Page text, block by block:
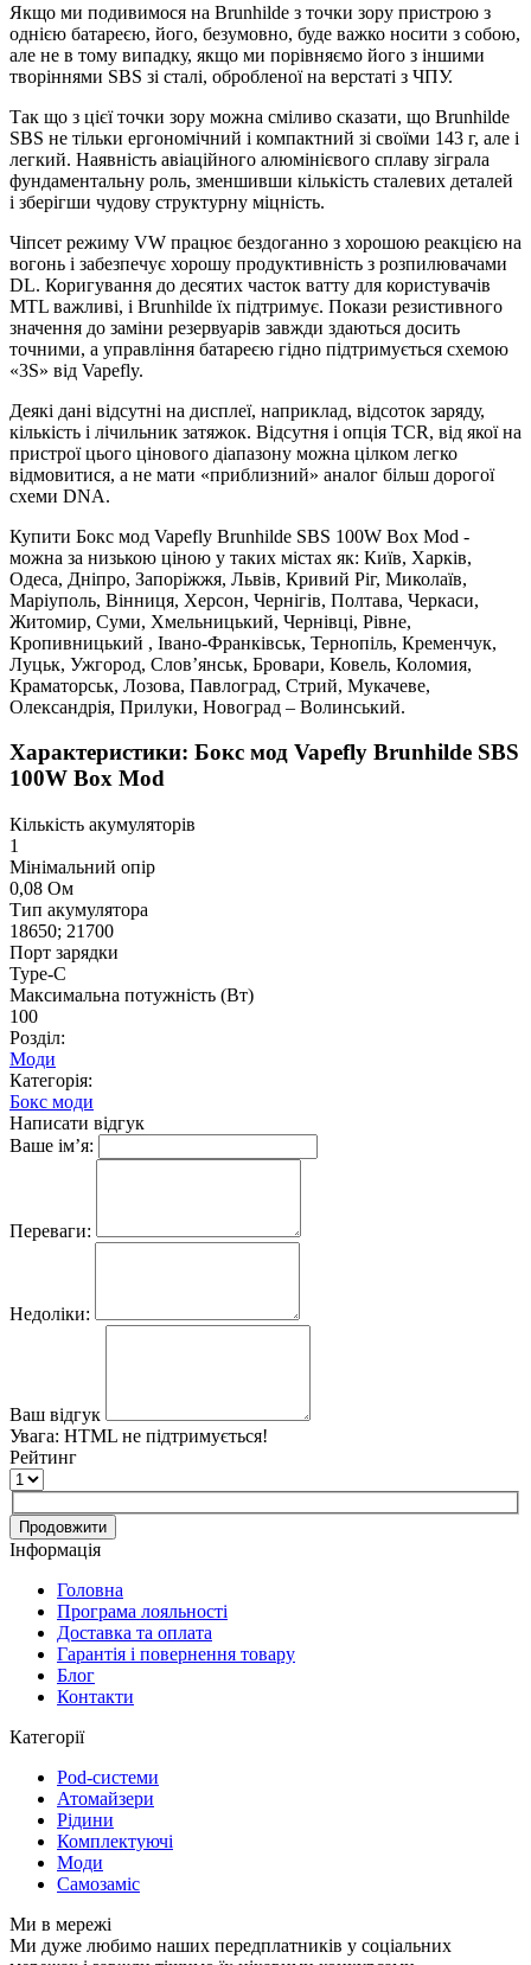
Якщо ми подивимося на Brunhilde з точки зору пристрою з
однією батареєю, його, безумовно, буде важко носити з собою,
але не в тому випадку, якщо ми порівняємо його з іншими
творіннями SBS зі сталі, обробленої на верстаті з ЧПУ.
Так що з цієї точки зору можна сміливо сказати, що Brunhilde
SBS не тільки ергономічний і компактний зі своїми 143 г, але і
легкий. Наявність авіаційного алюмінієвого сплаву зіграла
фундаментальну роль, зменшивши кількість сталевих деталей
і зберігши чудову структурну міцність.
Чіпсет режиму VW працює бездоганно з хорошою реакцією на
вогонь і забезпечує хорошу продуктивність з розпилювачами
DL. Коригування до десятих часток ватту для користувачів
MTL важливі, і Brunhilde їх підтримує. Покази резистивного
значення до заміни резервуарів завжди здаються досить
точними, а управління батареєю гідно підтримується схемою
«3S» від Vapefly.
Деякі дані відсутні на дисплеї, наприклад, відсоток заряду,
кількість і лічильник затяжок. Відсутня і опція TCR, від якої на
пристрої цього цінового діапазону можна цілком легко
відмовитися, а не мати «приблизний» аналог більш дорогої
схеми DNA.
Купити Бокс мод Vapefly Brunhilde SBS 100W Box Mod -
можна за низькою ціною у таких містах як: Київ, Харків,
Одеса, Дніпро, Запоріжжя, Львів, Кривий Ріг, Миколаїв,
Маріуполь, Вінниця, Херсон, Чернігів, Полтава, Черкаси,
Житомир, Суми, Хмельницький, Чернівці, Рівне,
Кропивницький , Івано-Франківськ, Тернопіль, Кременчук,
Луцьк, Ужгород, Слов’янськ, Бровари, Ковель, Коломия,
Краматорськ, Лозова, Павлоград, Стрий, Мукачеве,
Олександрія, Прилуки, Новоград – Волинський.
Характеристики: Бокс мод Vapefly Brunhilde SBS
100W Box Mod
Кількість акумуляторів
1
Мінімальний опір
0,08 Ом
Тип акумулятора
18650; 21700
Порт зарядки
Type-C
Максимальна потужність (Вт)
100
Розділ:
Моди
Категорія:
Бокс моди
Написати відгук
Ваше ім’я:
Переваги:
Недоліки:
Ваш відгук
Увага: HTML не підтримується!
Рейтинг
Продовжити
Інформація
Головна
Програма лояльності
Доставка та оплата
Гарантія і повернення товару
Блог
Контакти
Категорії
Pod-системи
Атомайзери
Рідини
Комплектуючі
Моди
Самозаміс
Ми в мережі
Ми дуже любимо наших передплатників у соціальних